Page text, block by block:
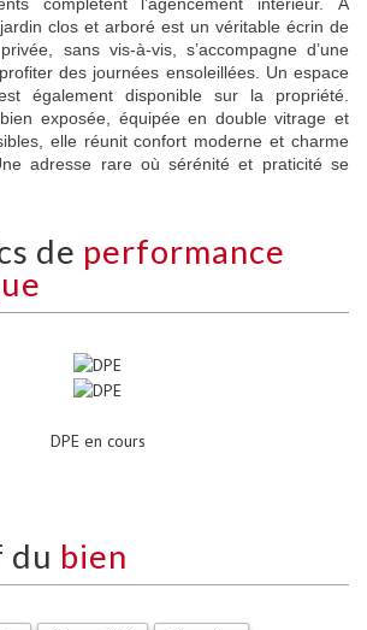
clos et arboré est un véritable écrin de
sans vis-à-vis, s’accompagne d’une
des journées ensoleillées. Un espace
également disponible sur la propriété.
exposée, équipée en double vitrage et
elle réunit confort moderne et charme
adresse rare où sérénité et praticité se
de performance
DPE en cours
du bien